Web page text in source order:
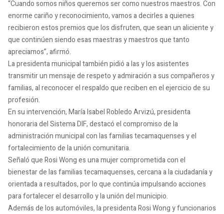
“Cuando somos niños queremos ser como nuestros maestros. Con
enorme cariño y reconocimiento, vamos a decirles a quienes
recibieron estos premios que los disfruten, que sean un aliciente y
que continúen siendo esas maestras y maestros que tanto
apreciamos”, afirmó.
La presidenta municipal también pidió a las y los asistentes
transmitir un mensaje de respeto y admiración a sus compañeros y
familias, al reconocer el respaldo que reciben en el ejercicio de su
profesión.
En su intervención, María Isabel Robledo Arvizú, presidenta
honoraria del Sistema DIF, destacó el compromiso de la
administración municipal con las familias tecamaquenses y el
fortalecimiento de la unión comunitaria.
Señaló que Rosi Wong es una mujer comprometida con el
bienestar de las familias tecamaquenses, cercana a la ciudadanía y
orientada a resultados, por lo que continúa impulsando acciones
para fortalecer el desarrollo y la unión del municipio.
Además de los automóviles, la presidenta Rosi Wong y funcionarios